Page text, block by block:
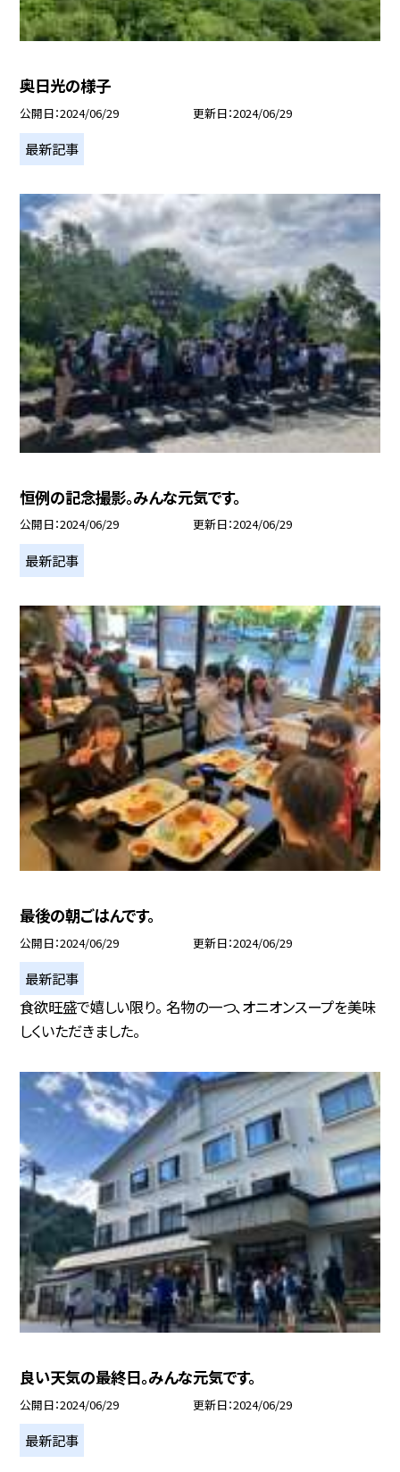
奥日光の様子
公開日 2024/06/29 更新日 2024/06/29
最新記事
恒例の記念撮影。みんな元気です。
公開日 2024/06/29 更新日 2024/06/29
最新記事
最後の朝ごはんです。
公開日 2024/06/29 更新日 2024/06/29
最新記事
食欲旺盛で嬉しい限り。 名物の一つ、オニオンスープを美味
しくいただきました。
良い天気の最終日。みんな元気です。
公開日 2024/06/29 更新日 2024/06/29
最新記事